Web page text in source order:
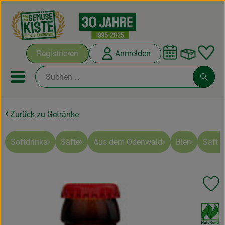
Registrieren Anmelden
Mobiles Menu öffnen oder
Abokisten
Kochboxen
Zurück zu Getränke
Softdrinks Säfte Aus dem Odenwald Bier Saft
, Verband: